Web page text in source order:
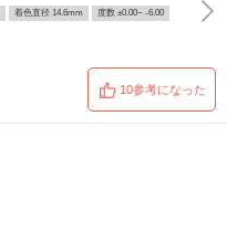
着色直径 14.6mm 度数 ±0.00~ -6.00
10参考になった